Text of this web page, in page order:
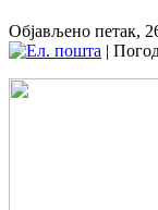
Објављено петак,
|